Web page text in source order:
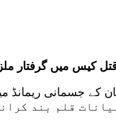
ملزم ارمغان
کے جسمانی